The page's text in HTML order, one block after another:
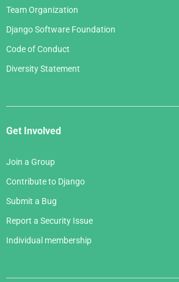
Team Organization
Django Software Foundation
Code of Conduct
Diversity Statement
Get Involved
Join a Group
Contribute to Django
Submit a Bug
Report a Security Issue
Individual membership